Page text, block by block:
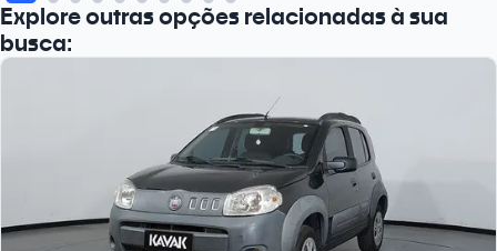
Explore outras opções relacionadas à sua
busca: